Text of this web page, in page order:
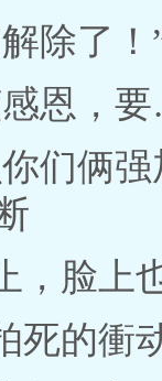
除了！
感恩，
们俩
，脸上
死的衝